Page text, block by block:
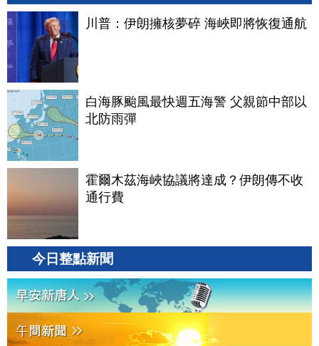
川普：伊朗擁核夢碎 海峽即將恢復通航
白海豚颱風最快週五海警 父親節中部以
北防雨彈
霍爾木茲海峽協議將達成？伊朗傳不收
通行費
今日整點新聞